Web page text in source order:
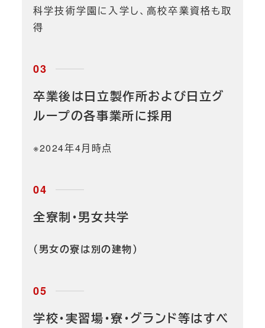
科学技術学園に入学し、高校卒業資格も取
得
卒業後は日立製作所および日立グ
ループの各事業所に採用
※2024年4月時点
全寮制・男女共学
（男女の寮は別の建物）
学校・実習場・寮・グランド等はすべ